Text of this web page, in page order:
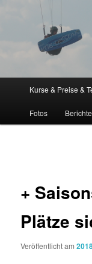
Anfänger in
Hamburg, Fehmarn,
Zum
Inhalt
Kurse & Preise &
Fotos Berichte
+
Plätze
Veröffentlicht am